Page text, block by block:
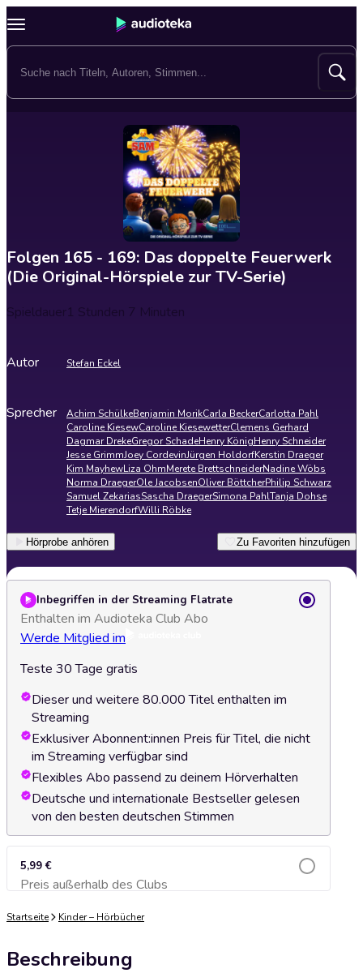
Folgen 165 - 169: Das doppelte Feuerwerk
(Die Original-Hörspiele zur TV-Serie)
Spieldauer1 Stunden 7 Minuten
Autor Stefan Eckel
Sprecher Achim SchülkeBenjamin MorikCarla BeckerCarlotta Pahl
Caroline KiesewCaroline KiesewetterClemens Gerhard
Dagmar DrekeGregor SchadeHenry KönigHenry Schneider
Jesse GrimmJoey CordevinJürgen HoldorfKerstin Draeger
Kim MayhewLiza OhmMerete BrettschneiderNadine Wöbs
Norma DraegerOle JacobsenOliver BöttcherPhilip Schwarz
Samuel ZekariasSascha DraegerSimona PahlTanja Dohse
Tetje MierendorfWilli Röbke
Hörprobe anhören Zu Favoriten hinzufügen
Inbegriffen in der Streaming Flatrate
Enthalten im Audioteka Club Abo
Werde Mitglied im
Teste 30 Tage gratis
Dieser und weitere 80.000 Titel enthalten im
Streaming
Exklusiver Abonnent:innen Preis für Titel, die nicht
im Streaming verfügbar sind
Flexibles Abo passend zu deinem Hörverhalten
Deutsche und internationale Bestseller gelesen
von den besten deutschen Stimmen
5,99 €
Preis außerhalb des ClubsZum Warenkorb hinzufügen
Startseite Kinder – Hörbücher
Beschreibung